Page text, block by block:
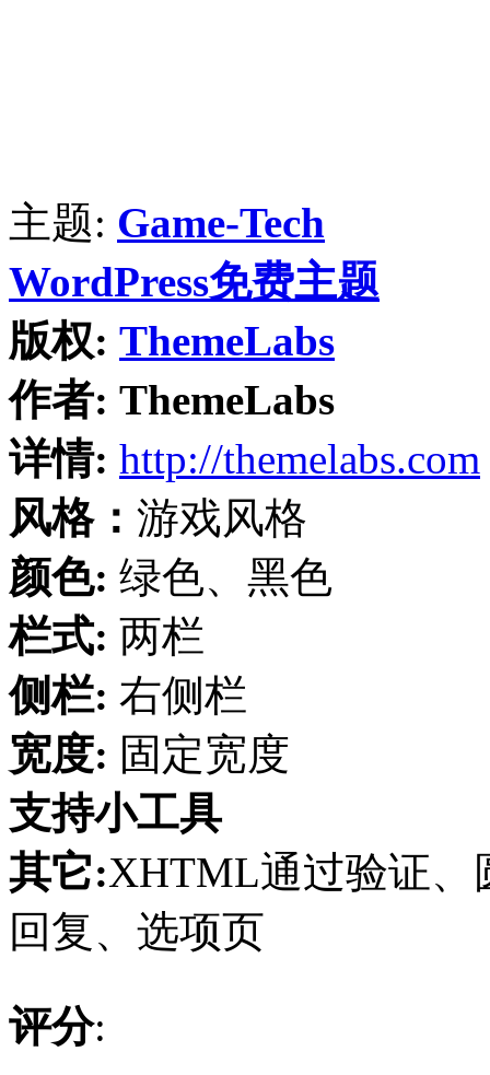
主题: Game-Tech
WordPress免费主题
版权: ThemeLabs
作者: ThemeLabs
详情: http://themelabs.com
风格： 游戏风格
颜色: 绿色、黑色
栏式: 两栏
侧栏: 右侧栏
宽度: 固定宽度
支持小工具
其它:XHTML通过验证、
回复、选项页
评分: